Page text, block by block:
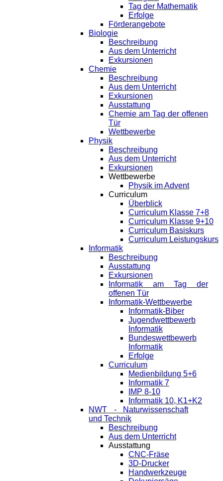
Tag der Mathematik
Erfolge
Förderangebote
Biologie
Beschreibung
Aus dem Unterricht
Exkursionen
Chemie
Beschreibung
Aus dem Unterricht
Exkursionen
Ausstattung
Chemie am Tag der offenen
Tür
Wettbewerbe
Physik
Beschreibung
Aus dem Unterricht
Exkursionen
Wettbewerbe
Physik im Advent
Curriculum
Überblick
Curriculum Klasse 7+8
Curriculum Klasse 9+10
Curriculum Basiskurs
Curriculum Leistungskurs
Informatik
Beschreibung
Ausstattung
Exkursionen
Informatik am Tag der
offenen Tür
Informatik-Wettbewerbe
Informatik-Biber
Jugendwettbewerb
Informatik
Bundeswettbewerb
Informatik
Erfolge
Curriculum
Medienbildung 5+6
Informatik 7
IMP 8-10
Informatik 10, K1+K2
NWT - Naturwissenschaft
und Technik
Beschreibung
Aus dem Unterricht
Ausstattung
CNC-Fräse
3D-Drucker
Handwerkzeuge